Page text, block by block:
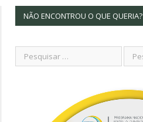
NÃO ENCONTROU O QUE QUERIA?